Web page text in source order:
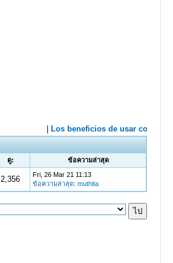
ดู: ข้อความล่าสุด
2,356
Fri, 26 Mar 21 11:13
ข้อความล่าสุด:muthita